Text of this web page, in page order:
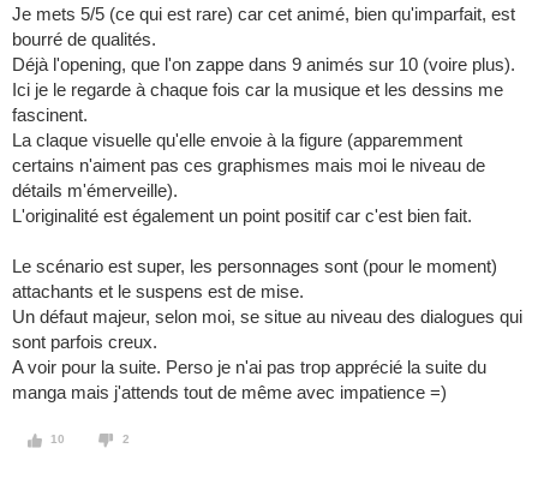
Je mets 5/5 (ce qui est rare) car cet animé, bien qu'imparfait, est
bourré de qualités.
Déjà l'opening, que l'on zappe dans 9 animés sur 10 (voire plus).
Ici je le regarde à chaque fois car la musique et les dessins me
fascinent.
La claque visuelle qu'elle envoie à la figure (apparemment
certains n'aiment pas ces graphismes mais moi le niveau de
détails m'émerveille).
L'originalité est également un point positif car c'est bien fait.
Le scénario est super, les personnages sont (pour le moment)
attachants et le suspens est de mise.
Un défaut majeur, selon moi, se situe au niveau des dialogues qui
sont parfois creux.
A voir pour la suite. Perso je n'ai pas trop apprécié la suite du
manga mais j'attends tout de même avec impatience =)
10 2